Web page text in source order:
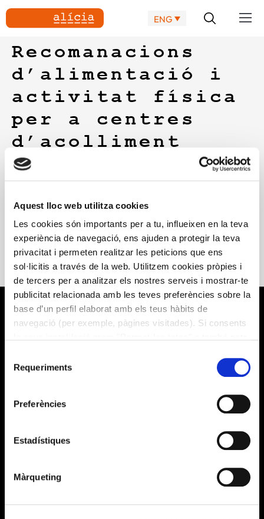
Aquest lloc web utilitza cookies
Les cookies són importants per a tu, influeixen en la teva
experiència de navegació, ens ajuden a protegir la teva
privacitat i permeten realitzar les peticions que ens
sol·licitis a través de la web. Utilitzem cookies pròpies i
de tercers per a analitzar els nostres serveis i mostrar-te
publicitat relacionada amb les teves preferències sobre la
base d’un perfil elaborat amb els teus hàbits de
navegació (per exemple, pàgines visitades). Si consents
informació a la nostra
Requeriments
Preferències
Estadístiques
Màrqueting
ENG
Recomanacions
d’alimentació i
activitat física
per a centres
d’acolliment
residencial per a
persones grans
de Salut de la Generalitat de Catalunya amb consells i
recomanacions sobre bons hàbits alimentaris que facilitin el
manteniment o la millora de la salut de les persones grans
en l’entorn de les institucions d’acolliment.
What We Do
Alícia Territory
About Us